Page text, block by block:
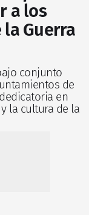
a los
Guerra
conjunto
de
en
la cultura de la